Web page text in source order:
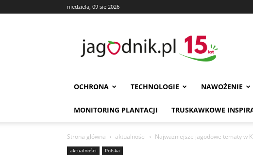
niedziela, 09 sie 2026
OCHRONA TECHNOLOGIE NAWOŻENIE
MONITORING PLANTACJI TRUSKAWKOWE
Strona główna aktualności Najważniejsze jagodowe tematy w
aktualności Polska